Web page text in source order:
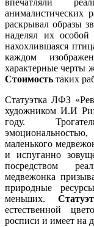
впечатляли
анималистических
раскрывал образы
наделял их особой
нахохлившаяся
каждом
характерные черты
Стоимость таких
Статуэтка ЛФЗ
художником И.И
году.
маленького
и испуганно
посредством
медвежонка
природные
меньших.
естественной
росписи и имеет на